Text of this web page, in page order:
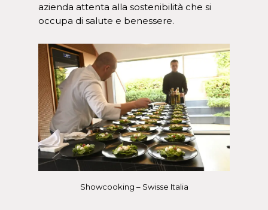
azienda attenta alla sostenibilità che si
occupa di salute e benessere.
Showcooking – Swisse Italia